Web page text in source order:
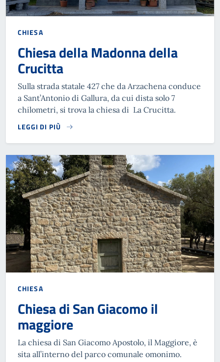
CHIESA
Chiesa della Madonna della
Crucitta
Sulla strada statale 427 che da Arzachena conduce
a Sant’Antonio di Gallura, da cui dista solo 7
chilometri, si trova la chiesa di La Crucitta.
LEGGI DI PIÙ
CHIESA
Chiesa di San Giacomo il
maggiore
La chiesa di San Giacomo Apostolo, il Maggiore, è
sita all’interno del parco comunale omonimo.